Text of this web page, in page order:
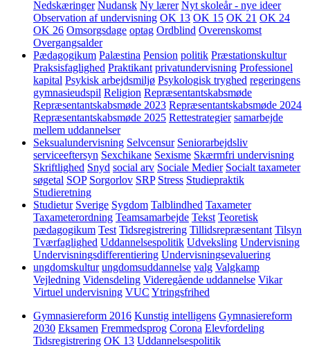
Nedskæringer Nudansk Ny lærer Nyt skoleår - nye ideer
Observation af undervisning OK 13 OK 15 OK 21 OK 24
OK 26 Omsorgsdage optag Ordblind Overenskomst
Overgangsalder
Pædagogikum Palæstina Pension politik Præstationskultur
Praksisfaglighed Praktikant privatundervisning Professionel
kapital Psykisk arbejdsmiljø Psykologisk tryghed regeringens
gymnasieudspil Religion Repræsentantskabsmøde
Repræsentantskabsmøde 2023 Repræsentantskabsmøde 2024
Repræsentantskabsmøde 2025 Rettestrategier samarbejde
mellem uddannelser
Seksualundervisning Selvcensur Seniorarbejdsliv
serviceeftersyn Sexchikane Sexisme Skærmfri undervisning
Skriftlighed Snyd social arv Sociale Medier Socialt taxameter
søgetal SOP Sorgorlov SRP Stress Studiepraktik
Studieretning
Studietur Sverige Sygdom Talblindhed Taxameter
Taxameterordning Teamsamarbejde Tekst Teoretisk
pædagogikum Test Tidsregistrering Tillidsrepræsentant Tilsyn
Tværfaglighed Uddannelsespolitik Udveksling Undervisning
Undervisningsdifferentiering Undervisningsevaluering
ungdomskultur ungdomsuddannelse valg Valgkamp
Vejledning Vidensdeling Videregående uddannelse Vikar
Virtuel undervisning VUC Ytringsfrihed
Gymnasiereform 2016 Kunstig intelligens Gymnasiereform
2030 Eksamen Fremmedsprog Corona Elevfordeling
Tidsregistrering OK 13 Uddannelsespolitik